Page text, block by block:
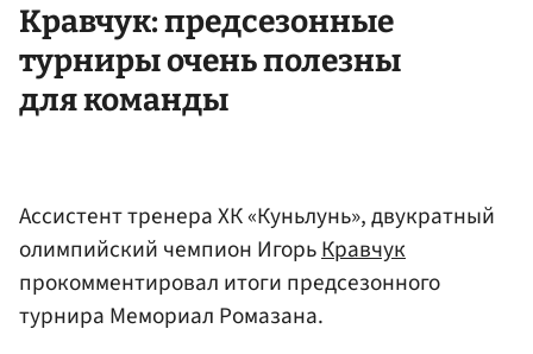
Кравчук: предсезонные
турниры очень полезны
для команды
Ассистент тренера ХК «Куньлунь», двукратный
олимпийский чемпион ИгорьКравчук
прокомментировал итоги предсезонного
турнира Мемориал Ромазана.